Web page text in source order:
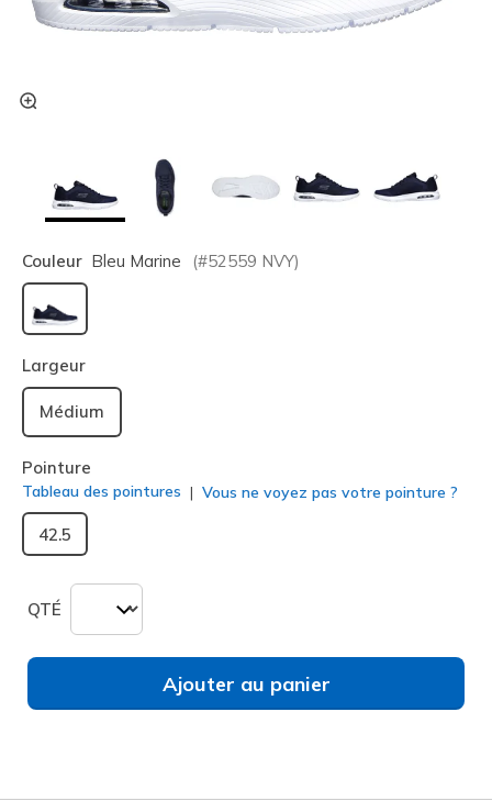
Couleur Bleu Marine (#52559 NVY)
sélectionné
Largeur
Médium
Pointure
Tableau des pointures Vous ne voyez pas votre pointure ?
42.5
QTÉ
Ajouter au panier